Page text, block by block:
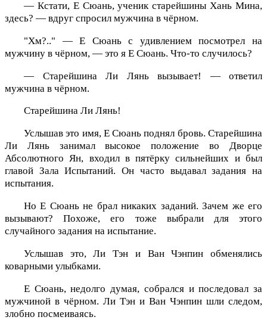
— Кстати, Е Сюань, ученик старейшины Хань Мина,
здесь? — вдруг спросил мужчина в чёрном.
"Хм?.." — Е Сюань с удивлением посмотрел на
мужчину в чёрном, — это я Е Сюань. Что-то случилось?
— Старейшина Ли Лянь вызывает! — ответил
мужчина в чёрном.
Старейшина Ли Лянь!
Услышав это имя, Е Сюань поднял бровь. Старейшина
Ли Лянь занимал высокое положение во Дворце
Абсолютного Ян, входил в пятёрку сильнейших и был
главой Зала Испытаний. Он часто выдавал задания на
испытания.
Но Е Сюань не брал никаких заданий. Зачем же его
вызывают? Похоже, его тоже выбрали для этого
случайного задания на испытание.
Услышав это, Ли Тэн и Ван Чэнпин обменялись
коварными улыбками.
Е Сюань, недолго думая, собрался и последовал за
мужчиной в чёрном. Ли Тэн и Ван Чэнпин шли следом,
злобно посмеиваясь.